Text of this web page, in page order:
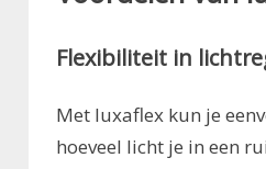
Flexibiliteit in
Met luxaflex kun je
hoeveel licht je in een